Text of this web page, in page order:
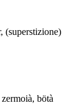
(superstizione)
bötà